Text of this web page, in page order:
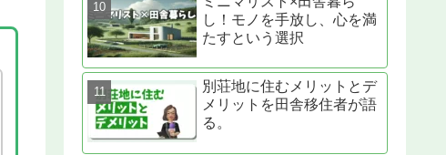
し！モノを手放し、心を満
たすという選択
別荘地に住むメリットとデ
メリットを田舎移住者が語
る。